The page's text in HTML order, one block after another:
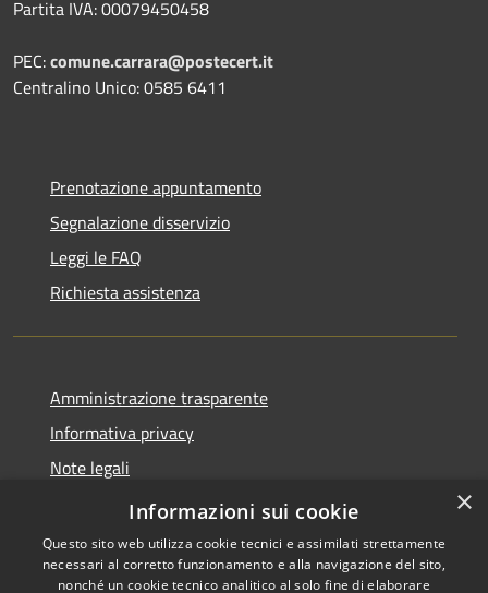
Partita IVA: 00079450458
PEC:comune.carrara@postecert.it
Centralino Unico: 0585 6411
Prenotazione appuntamento
Segnalazione disservizio
Leggi le FAQ
Richiesta assistenza
Amministrazione trasparente
Informativa privacy
Note legali
Dichiarazione di accessibilità
×
Informazioni sui cookie
Questo sito web utilizza cookie tecnici e assimilati strettamente
necessari al corretto funzionamento e alla navigazione del sito,
nonché un cookie tecnico analitico al solo fine di elaborare